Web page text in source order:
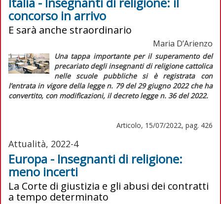
concorso in arrivo
E sarà anche straordinario
Maria D’Arienzo
Una tappa importante per il superamento del
precariato degli insegnanti di religione cattolica
nelle scuole pubbliche si è registrata con
l’entrata in vigore della legge n. 79 del 29 giugno 2022 che ha
convertito, con modificazioni, il decreto legge n. 36 del 2022.
Articolo, 15/07/2022, pag. 426
Attualità, 2022-4
Europa - Insegnanti di religione:
meno incerti
La Corte di giustizia e gli abusi dei contratti
a tempo determinato